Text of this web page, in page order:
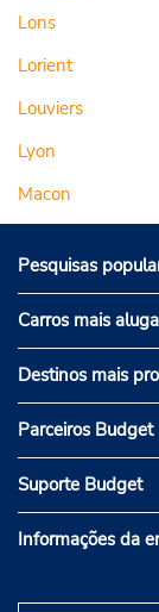
Lons
Lorient
Louviers
Lyon
Macon
Pesquisas
Carros mais
Destinos mais
Parceiros Budget
Suporte Budget
Informações da